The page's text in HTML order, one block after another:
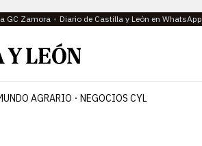
GC Zamora Diario de Castilla y León en WhatsApp
AGRARIO NEGOCIOS CYL